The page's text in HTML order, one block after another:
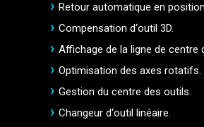
Retour automatique en
Compensation d‘outil 3D.
Affichage de la ligne de centre
Optimisation des axes rotatifs.
Gestion du centre des outils.
Changeur d‘outil linéaire.